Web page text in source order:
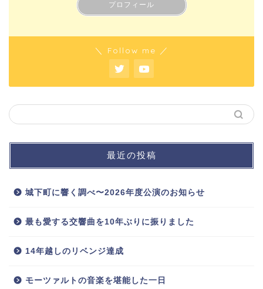
プロフィール
＼ Follow me ／
最近の投稿
城下町に響く調べ〜2026年度公演のお知らせ
最も愛する交響曲を10年ぶりに振りました
14年越しのリベンジ達成
モーツァルトの音楽を堪能した一日